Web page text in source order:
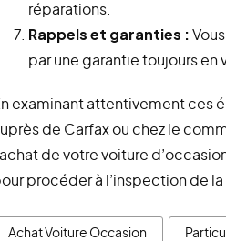
réparations.
Rappels et garanties :
par une garantie toujours en
examinant attentivement ces
de Carfax ou chez le
de votre voiture
procéder à l’inspection de
Achat Voiture Occasion